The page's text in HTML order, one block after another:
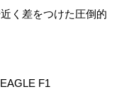
く差をつけた圧倒的
F1